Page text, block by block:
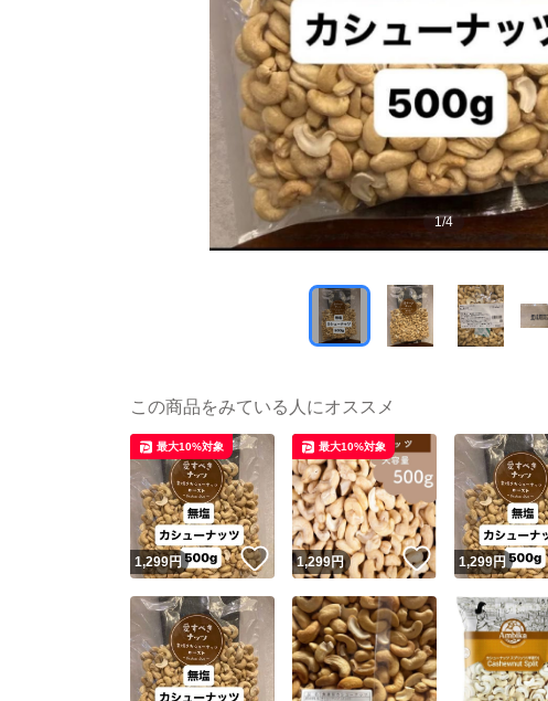
1/4
この商品をみている人にオススメ
1,299円 いいね！
最大10%対象
1,299円 いいね！
最大10%対象
1,299円